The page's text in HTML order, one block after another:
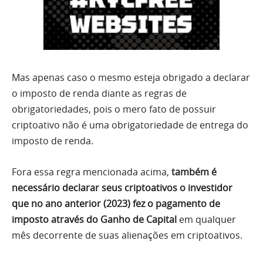
Mas apenas caso o mesmo esteja obrigado a declarar
o imposto de renda diante as regras de
obrigatoriedades, pois o mero fato de possuir
criptoativo não é uma obrigatoriedade de entrega do
imposto de renda.
Fora essa regra mencionada acima, também é
necessário declarar seus criptoativos o investidor
que no ano anterior (2023) fez o pagamento de
imposto através do Ganho de Capital em qualquer
mês decorrente de suas alienações em criptoativos.